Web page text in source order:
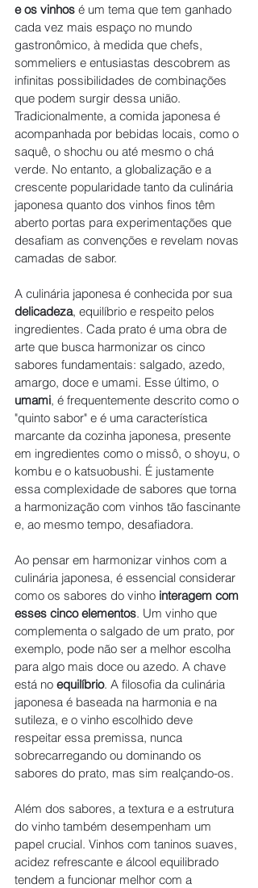
e os vinhos é um tema que tem ganhado
cada vez mais espaço no mundo
gastronômico, à medida que chefs,
sommeliers e entusiastas descobrem as
infinitas possibilidades de combinações
que podem surgir dessa união.
Tradicionalmente, a comida japonesa é
acompanhada por bebidas locais, como o
saquê, o shochu ou até mesmo o chá
verde. No entanto, a globalização e a
crescente popularidade tanto da culinária
japonesa quanto dos vinhos finos têm
aberto portas para experimentações que
desafiam as convenções e revelam novas
camadas de sabor.
A culinária japonesa é conhecida por sua
delicadeza, equilíbrio e respeito pelos
ingredientes. Cada prato é uma obra de
arte que busca harmonizar os cinco
sabores fundamentais: salgado, azedo,
amargo, doce e umami. Esse último, o
umami, é frequentemente descrito como o
"quinto sabor" e é uma característica
marcante da cozinha japonesa, presente
em ingredientes como o missô, o shoyu, o
kombu e o katsuobushi. É justamente
essa complexidade de sabores que torna
a harmonização com vinhos tão fascinante
e, ao mesmo tempo, desafiadora.
Ao pensar em harmonizar vinhos com a
culinária japonesa, é essencial considerar
como os sabores do vinho interagem com
esses cinco elementos. Um vinho que
complementa o salgado de um prato, por
exemplo, pode não ser a melhor escolha
para algo mais doce ou azedo. A chave
está no equilíbrio. A filosofia da culinária
japonesa é baseada na harmonia e na
sutileza, e o vinho escolhido deve
respeitar essa premissa, nunca
sobrecarregando ou dominando os
sabores do prato, mas sim realçando-os.
Além dos sabores, a textura e a estrutura
do vinho também desempenham um
papel crucial. Vinhos com taninos suaves,
acidez refrescante e álcool equilibrado
tendem a funcionar melhor com a